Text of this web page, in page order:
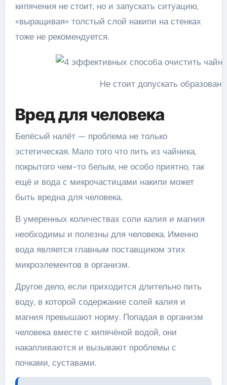
кипячения не стоит, но и запускать ситуацию,
«выращивая» толстый слой накипи на стенках
тоже не рекомендуется.
Не стоит допускать
Вред для человека
Белёсый налёт — проблема не только
эстетическая. Мало того что пить из чайника,
покрытого чем-то белым, не особо приятно, так
ещё и вода с микрочастицами накипи может
быть вредна для человека.
В умеренных количествах соли калия и магния
необходимы и полезны для человека. Именно
вода является главным поставщиком этих
микроэлементов в организм.
Другое дело, если приходится длительно пить
воду, в которой содержание солей калия и
магния превышают норму. Попадая в организм
человека вместе с кипячёной водой, они
накапливаются и вызывают проблемы с
почками, суставами.